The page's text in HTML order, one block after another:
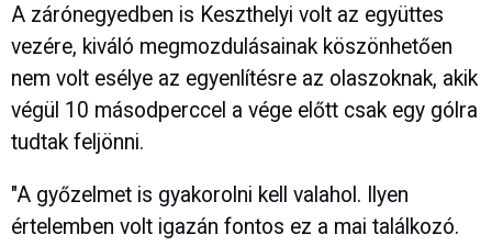
A zárónegyedben is Keszthelyi volt az együttes
vezére, kiváló megmozdulásainak köszönhetően
nem volt esélye az egyenlítésre az olaszoknak, akik
végül 10 másodperccel a vége előtt csak egy gólra
tudtak feljönni.
"A győzelmet is gyakorolni kell valahol. Ilyen
értelemben volt igazán fontos ez a mai találkozó.